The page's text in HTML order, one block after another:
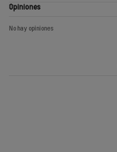
Opiniones
No hay opiniones